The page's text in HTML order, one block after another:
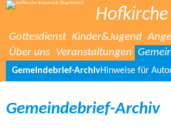
Gottesdienst Kinder&Jugend
Über uns Veranstaltungen
Gemeindebrief-ArchivHinweise für
Gemeindebrief-Archiv